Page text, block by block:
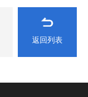
返回列表